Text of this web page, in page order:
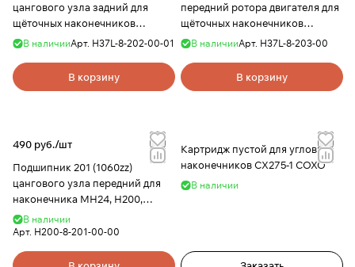
цангового узла задний для
щёточных наконечников
SH20N,H20,H35xx,H37xx,SH37L(
мм, внутренний Ø 8 мм,
В наличииАрт. H37L-8-202-00-01
В корзину
передний ротора двигателя для
щёточных наконечников
SH37L(M45), SH40C; задний
Н300, NSK внешний Ø
В наличииАрт. H37L-8-203-00
В корзину
490 руб./шт
Подшипник 201 (1060zz)
цангового узла передний для
наконечника MH24, H200,
Saeyang Microtech
В наличии
Арт. H200-8-201-00-00
Картридж пустой для угловых
наконечников СХ275-1 COXO
В наличии